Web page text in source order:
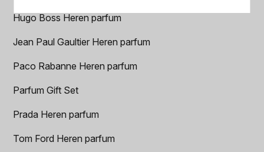
Hugo Boss Heren parfum
Jean Paul Gaultier Heren parfum
Paco Rabanne Heren parfum
Parfum Gift Set
Prada Heren parfum
Tom Ford Heren parfum